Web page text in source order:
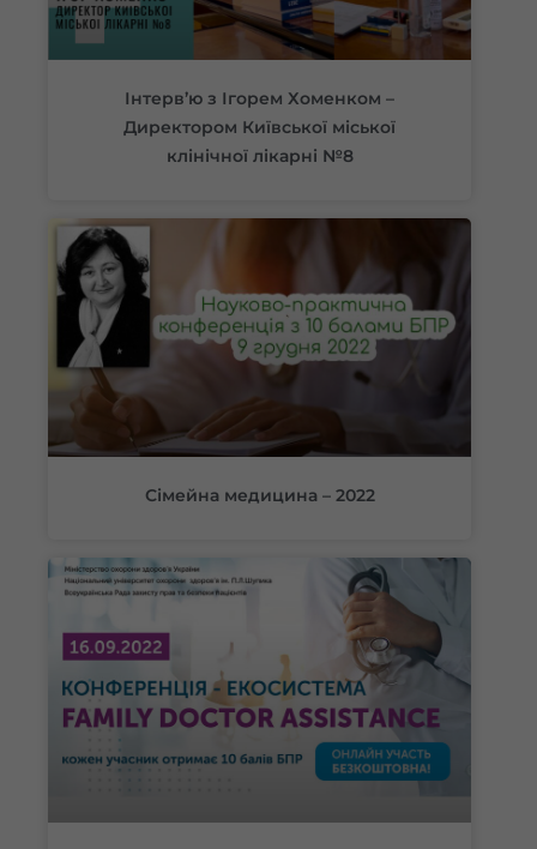
Інтерв’ю з Ігорем Хоменком –
Директором Київської міської
клінічної лікарні №8
Сімейна медицина – 2022